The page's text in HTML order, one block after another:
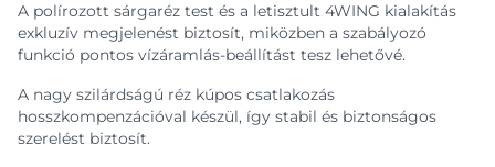
A polírozott sárgaréz test és a letisztult 4WING kialakítás
exkluzív megjelenést biztosít, miközben a szabályozó
funkció pontos vízáramlás-beállítást tesz lehetővé.
A nagy szilárdságú réz kúpos csatlakozás
hosszkompenzációval készül, így stabil és biztonságos
szerelést biztosít.